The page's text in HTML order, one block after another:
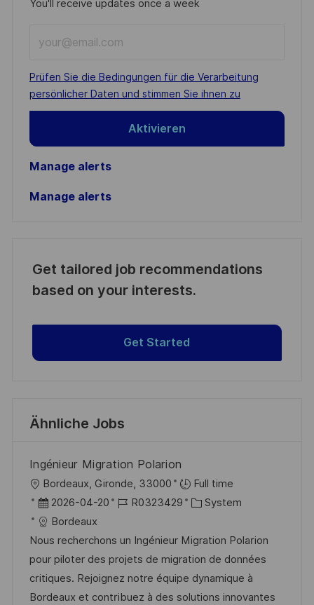
You'll receive updates once a week
Email
address
(Required)
Required
Prüfen Sie die Bedingungen für die Verarbeitung
persönlicher Daten und stimmen Sie ihnen zu
Aktivieren
Manage alerts
Manage alerts
Get tailored job recommendations
based on your interests.
Get Started
Ähnliche Jobs
Ingénieur Migration Polarion
O
r
t
Bordeaux, Gironde, 33000
Full time
D
a
t
u
m
d
2026-04-20
J
b
-
I
D
R0323429
K
t
e
g
o
System
Bordeaux
Nous recherchons un Ingénieur Migration Polarion
pour piloter des projets de migration de données
critiques. Rejoignez notre équipe dynamique à
Bordeaux et contribuez à des solutions innovantes